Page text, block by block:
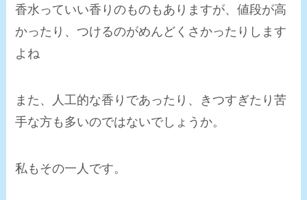
香水っていい香りのものもありますが、値段が高
かったり、つけるのがめんどくさかったりします
よね
また、人工的な香りであったり、きつすぎたり苦
手な方も多いのではないでしょうか。
私もその一人です。